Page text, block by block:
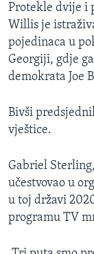
Protekle dvije i
Willis je
pojedinaca u
Georgiji, gdje
demokrata Joe
Bivši
vještice.
Gabriel
učestvovao u
u toj državi
programu TV